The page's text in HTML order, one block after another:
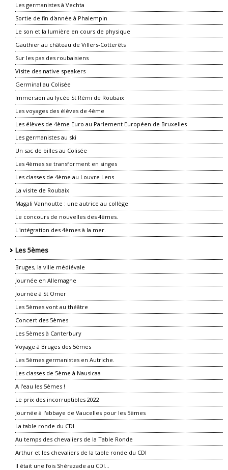
Les germanistes à Vechta
Sortie de fin d'année à Phalempin
Le son et la lumière en cours de physique
Gauthier au château de Villers-Cotterêts
Sur les pas des roubaisiens
Visite des native speakers
Germinal au Colisée
Immersion au lycée St Rémi de Roubaix
Les voyages des élèves de 4ème
Les élèves de 4ème Euro au Parlement Européen de Bruxelles
Les germanistes au ski
Un sac de billes au Colisée
Les 4èmes se transforment en singes
Les classes de 4ème au Louvre Lens
La visite de Roubaix
Magali Vanhoutte : une autrice au collège
Le concours de nouvelles des 4èmes.
L'intégration des 4èmes à la mer.
Les 5èmes
Bruges, la ville médiévale
Journée en Allemagne
Journée à St Omer
Les 5èmes vont au théâtre
Concert des 5èmes
Les 5èmes à Canterbury
Voyage à Bruges des 5èmes
Les 5èmes germanistes en Autriche.
Les classes de 5ème à Nausicaa
A l'eau les 5èmes !
Le prix des incorruptibles 2022
Journée à l'abbaye de Vaucelles pour les 5èmes
La table ronde du CDI
Au temps des chevaliers de la Table Ronde
Arthur et les chevaliers de la table ronde du CDI
Il était une fois Shérazade au CDI…